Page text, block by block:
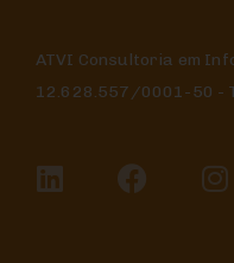
ATVI Consultoria em
12.628.557/0001-50 -